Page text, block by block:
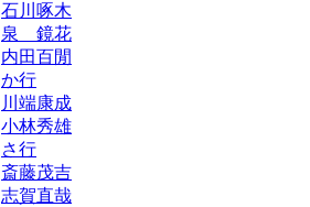
石川啄木
泉 鏡花
内田百閒
か行
川端康成
小林秀雄
さ行
斎藤茂吉
志賀直哉